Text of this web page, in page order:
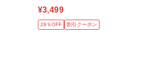
¥3,499
29％OFF 割引クーポン